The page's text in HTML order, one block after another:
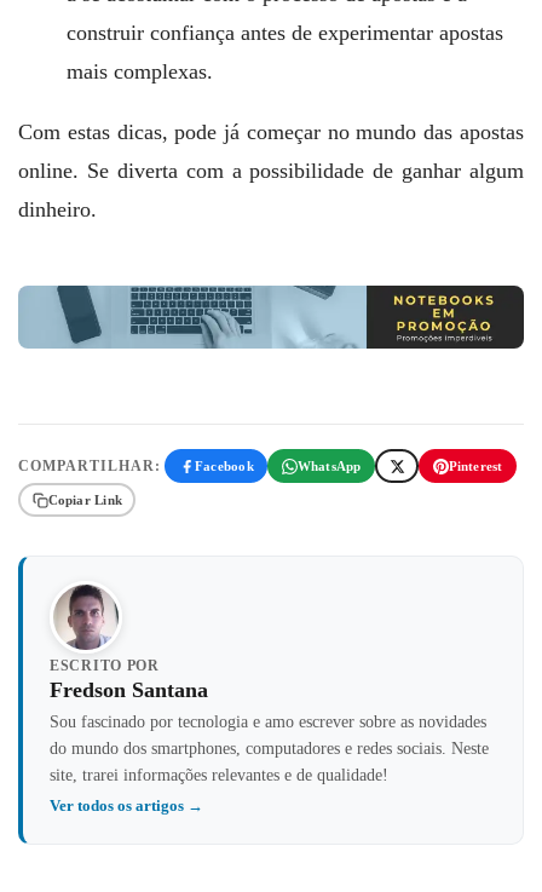
construir confiança antes de experimentar apostas
mais complexas.
Com estas dicas, pode já começar no mundo das apostas
online. Se diverta com a possibilidade de ganhar algum
dinheiro.
COMPARTILHAR: Facebook WhatsApp Pinterest
Copiar Link
ESCRITO POR
Fredson Santana
Sou fascinado por tecnologia e amo escrever sobre as novidades
do mundo dos smartphones, computadores e redes sociais. Neste
site, trarei informações relevantes e de qualidade!
Ver todos os artigos →